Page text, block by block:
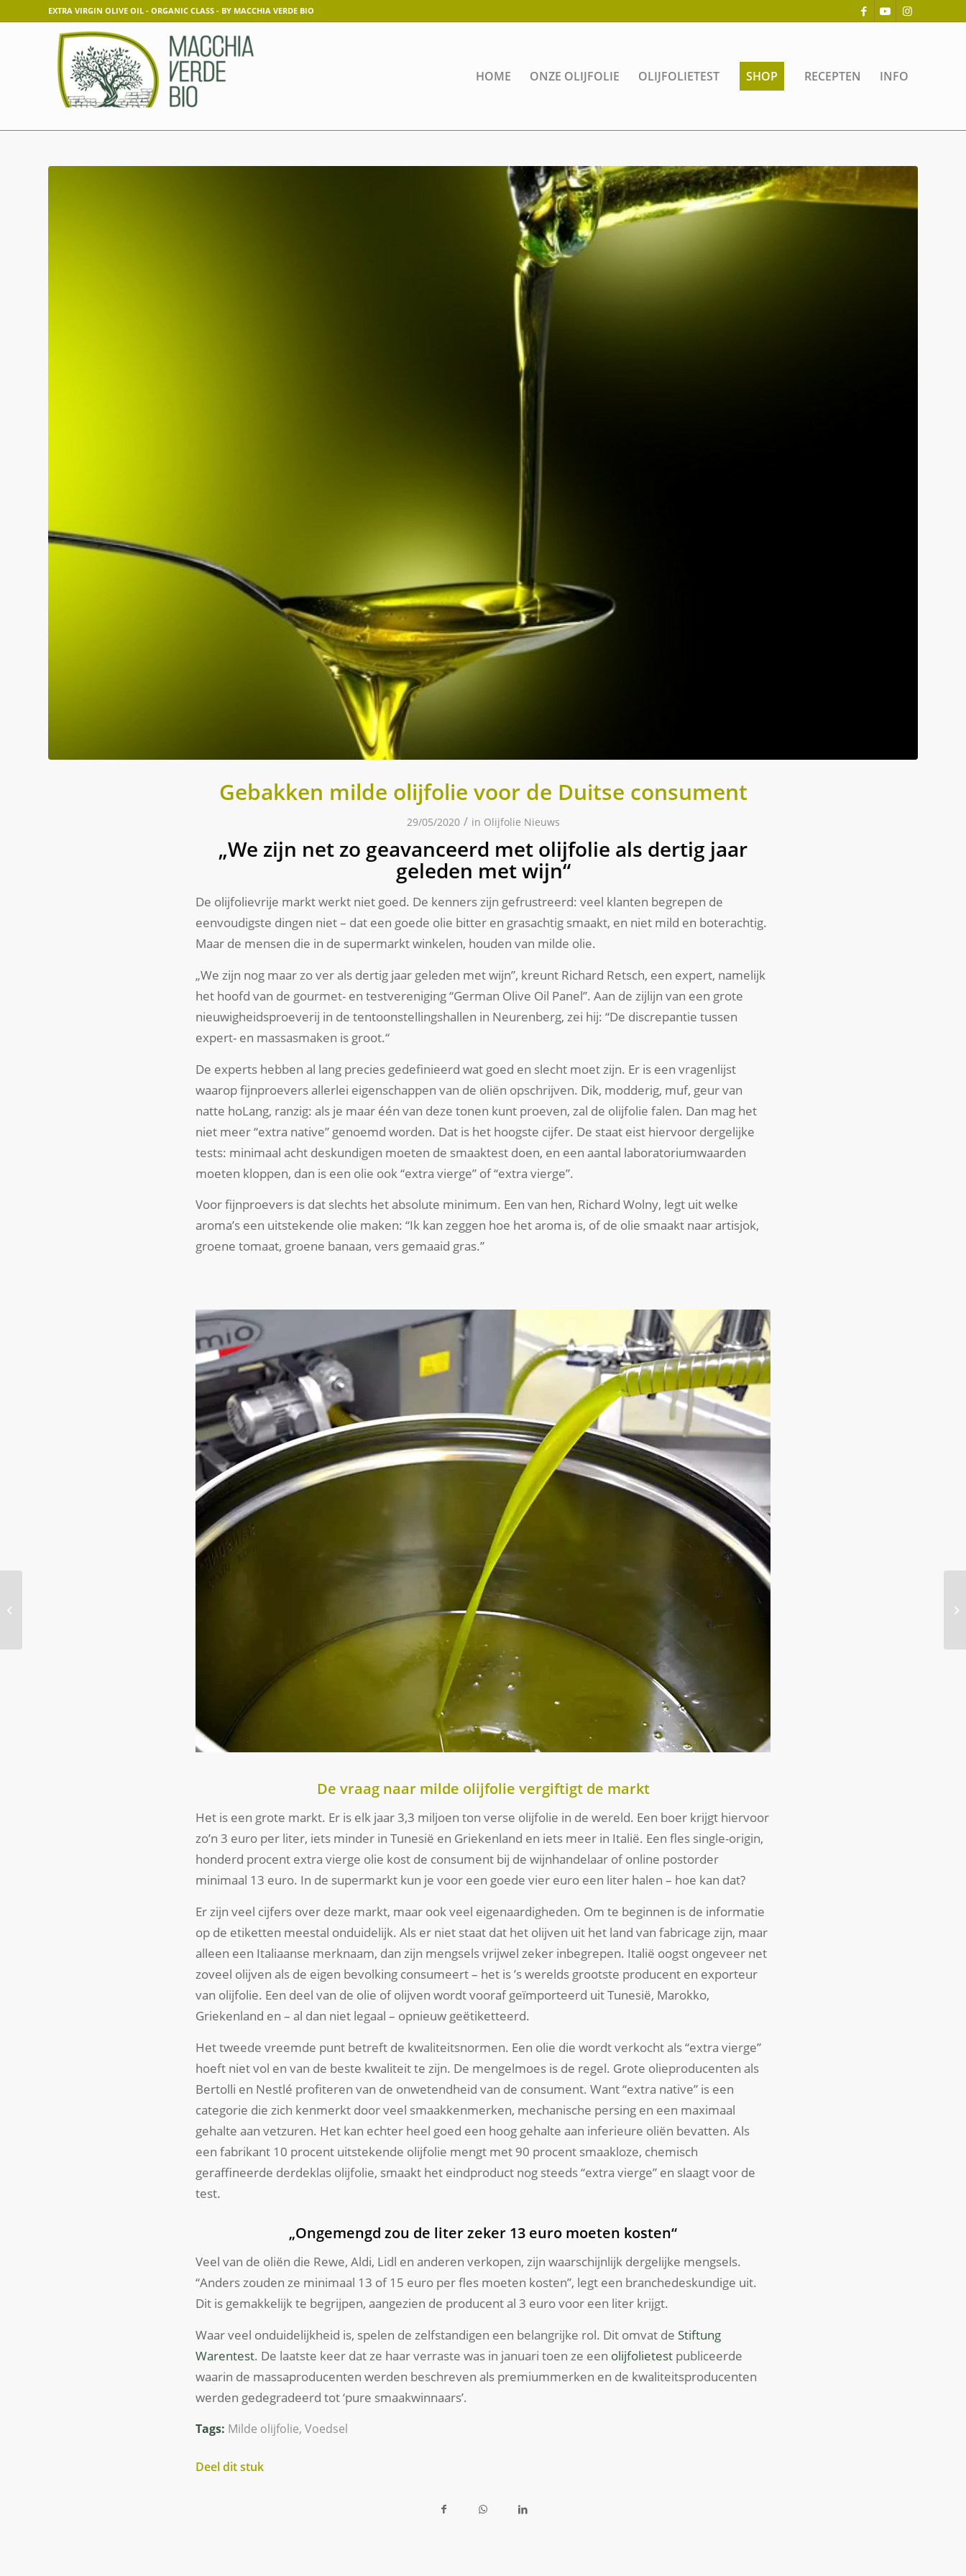
EXTRA VIRGIN OLIVE OIL - ORGANIC CLASS - BY MACCHIA VERDE BIO
HOME ONZE OLIJFOLIE OLIJFOLIETEST SHOP RECEPTEN INFO
Gebakken milde olijfolie voor de Duitse consument
29/05/2020 / in Olijfolie Nieuws
„We zijn net zo geavanceerd met olijfolie als dertig jaar
geleden met wijn“
De olijfolievrije markt werkt niet goed. De kenners zijn gefrustreerd: veel klanten begrepen de
eenvoudigste dingen niet – dat een goede olie bitter en grasachtig smaakt, en niet mild en boterachtig.
Maar de mensen die in de supermarkt winkelen, houden van milde olie.
„We zijn nog maar zo ver als dertig jaar geleden met wijn”, kreunt Richard Retsch, een expert, namelijk
het hoofd van de gourmet- en testvereniging “German Olive Oil Panel”. Aan de zijlijn van een grote
nieuwigheidsproeverij in de tentoonstellingshallen in Neurenberg, zei hij: “De discrepantie tussen
expert- en massasmaken is groot.“
De experts hebben al lang precies gedefinieerd wat goed en slecht moet zijn. Er is een vragenlijst
waarop fijnproevers allerlei eigenschappen van de oliën opschrijven. Dik, modderig, muf, geur van
natte hoLang, ranzig: als je maar één van deze tonen kunt proeven, zal de olijfolie falen. Dan mag het
niet meer “extra native” genoemd worden. Dat is het hoogste cijfer. De staat eist hiervoor dergelijke
tests: minimaal acht deskundigen moeten de smaaktest doen, en een aantal laboratoriumwaarden
moeten kloppen, dan is een olie ook “extra vierge” of “extra vierge”.
Voor fijnproevers is dat slechts het absolute minimum. Een van hen, Richard Wolny, legt uit welke
aroma’s een uitstekende olie maken: “Ik kan zeggen hoe het aroma is, of de olie smaakt naar artisjok,
groene tomaat, groene banaan, vers gemaaid gras.”
De vraag naar milde olijfolie vergiftigt de markt
Het is een grote markt. Er is elk jaar 3,3 miljoen ton verse olijfolie in de wereld. Een boer krijgt hiervoor
zo’n 3 euro per liter, iets minder in Tunesië en Griekenland en iets meer in Italië. Een fles single-origin,
honderd procent extra vierge olie kost de consument bij de wijnhandelaar of online postorder
minimaal 13 euro. In de supermarkt kun je voor een goede vier euro een liter halen – hoe kan dat?
Er zijn veel cijfers over deze markt, maar ook veel eigenaardigheden. Om te beginnen is de informatie
op de etiketten meestal onduidelijk. Als er niet staat dat het olijven uit het land van fabricage zijn, maar
alleen een Italiaanse merknaam, dan zijn mengsels vrijwel zeker inbegrepen. Italië oogst ongeveer net
zoveel olijven als de eigen bevolking consumeert – het is ’s werelds grootste producent en exporteur
van olijfolie. Een deel van de olie of olijven wordt vooraf geïmporteerd uit Tunesië, Marokko,
Griekenland en – al dan niet legaal – opnieuw geëtiketteerd.
Het tweede vreemde punt betreft de kwaliteitsnormen. Een olie die wordt verkocht als “extra vierge”
hoeft niet vol en van de beste kwaliteit te zijn. De mengelmoes is de regel. Grote olieproducenten als
Bertolli en Nestlé profiteren van de onwetendheid van de consument. Want “extra native” is een
categorie die zich kenmerkt door veel smaakkenmerken, mechanische persing en een maximaal
gehalte aan vetzuren. Het kan echter heel goed een hoog gehalte aan inferieure oliën bevatten. Als
een fabrikant 10 procent uitstekende olijfolie mengt met 90 procent smaakloze, chemisch
geraffineerde derdeklas olijfolie, smaakt het eindproduct nog steeds “extra vierge” en slaagt voor de
test.
„Ongemengd zou de liter zeker 13 euro moeten kosten“
Veel van de oliën die Rewe, Aldi, Lidl en anderen verkopen, zijn waarschijnlijk dergelijke mengsels.
“Anders zouden ze minimaal 13 of 15 euro per fles moeten kosten”, legt een branchedeskundige uit.
Dit is gemakkelijk te begrijpen, aangezien de producent al 3 euro voor een liter krijgt.
Waar veel onduidelijkheid is, spelen de zelfstandigen een belangrijke rol. Dit omvat de Stiftung
Warentest. De laatste keer dat ze haar verraste was in januari toen ze een olijfolietest publiceerde
waarin de massaproducenten werden beschreven als premiummerken en de kwaliteitsproducenten
werden gedegradeerd tot ‘pure smaakwinnaars’.
Tags: Milde olijfolie, Voedsel
Deel dit stuk